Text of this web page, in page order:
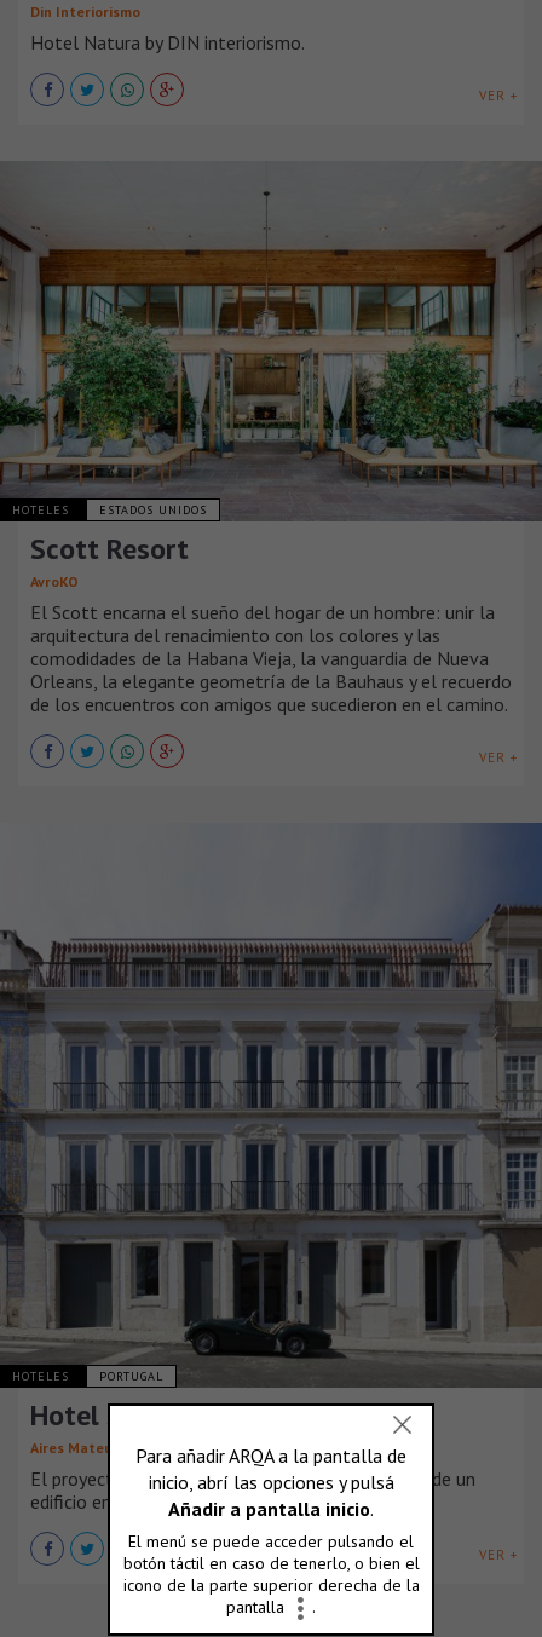
Din Interiorismo
Hotel Natura by DIN interiorismo.
VER +
HOTELES ESTADOS UNIDOS
Scott Resort
AvroKO
El Scott encarna el sueño del hogar de un hombre: unir la
arquitectura del renacimiento con los colores y las
comodidades de la Habana Vieja, la vanguardia de Nueva
Orleans, la elegante geometría de la Bauhaus y el recuerdo
de los encuentros con amigos que sucedieron en el camino.
VER +
HOTELES PORTUGAL
Hotel Santa Clara
Aires Mateus
El proyecto de Santa Clara preveía la renovación de un
edificio en Lisboa.
VER +